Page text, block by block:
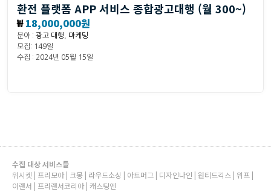
환전 플랫폼 APP 서비스 종합광고대행 (월 300~)
₩18,000,000원
분야 : 광고 대행
마케팅
모집: 149일
수집 : 2024년 05월 15일
수집 대상 서비스들
위시켓 | 프리모아 | 크몽 | 라우드소싱 | 아트머그 | 디자인나인 | 원티드긱스 | 위프 |
이랜서 | 프리랜서코리아 | 캐스팅엔